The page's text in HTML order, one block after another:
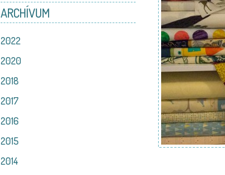
ARCHÍVUM
2022
2020
2018
2017
2016
2015
2014